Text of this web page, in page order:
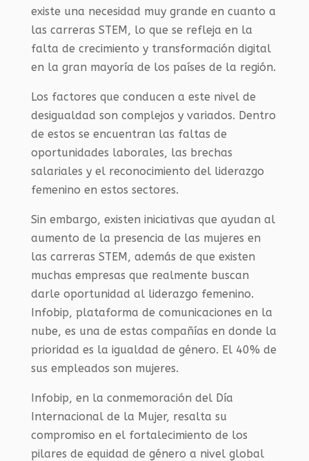
existe una necesidad muy grande en cuanto a
las carreras STEM, lo que se refleja en la
falta de crecimiento y transformación digital
en la gran mayoría de los países de la región.
Los factores que conducen a este nivel de
desigualdad son complejos y variados. Dentro
de estos se encuentran las faltas de
oportunidades laborales, las brechas
salariales y el reconocimiento del liderazgo
femenino en estos sectores.
Sin embargo, existen iniciativas que ayudan al
aumento de la presencia de las mujeres en
las carreras STEM, además de que existen
muchas empresas que realmente buscan
darle oportunidad al liderazgo femenino.
Infobip, plataforma de comunicaciones en la
nube, es una de estas compañías en donde la
prioridad es la igualdad de género. El 40% de
sus empleados son mujeres.
Infobip, en la conmemoración del Día
Internacional de la Mujer, resalta su
compromiso en el fortalecimiento de los
pilares de equidad de género a nivel global